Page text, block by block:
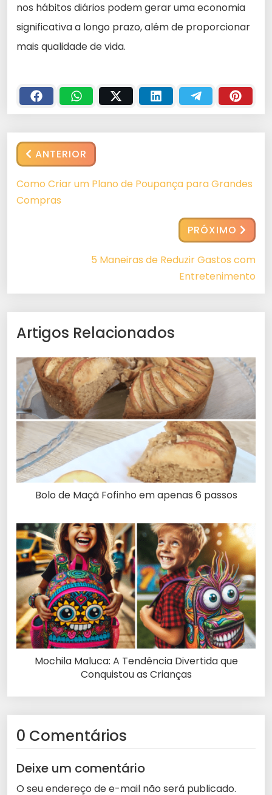
nos hábitos diários podem gerar uma economia
significativa a longo prazo, além de proporcionar
mais qualidade de vida.
ANTERIOR
Como Criar um Plano de Poupança para Grandes
Compras
PRÓXIMO
5 Maneiras de Reduzir Gastos com
Entretenimento
Artigos Relacionados
Bolo de Maçã Fofinho em apenas 6 passos
Mochila Maluca: A Tendência Divertida que
Conquistou as Crianças
0 Comentários
Deixe um comentário
O seu endereço de e-mail não será publicado.